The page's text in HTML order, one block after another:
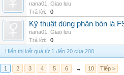
nana01
Giao lưu
Trả lời:
0
Kỹ thuật dùng phân bón lá
nana01
Giao lưu
Trả lời:
0
Hiển thị kết quả từ 1 đến 20 của 200
1 2 3 4 5 6 → 10 Tiếp >